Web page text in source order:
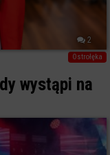
2
Ostrołęka
wystąpi na